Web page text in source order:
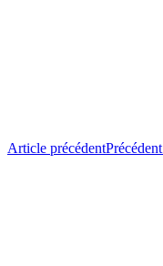
Article précédentPrécédent